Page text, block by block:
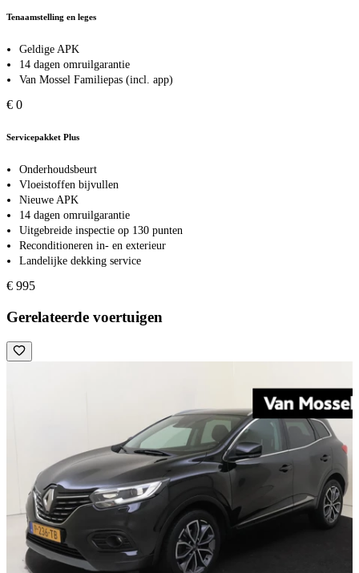
Tenaamstelling en leges
Geldige APK
14 dagen omruilgarantie
Van Mossel Familiepas (incl. app)
€ 0
Servicepakket Plus
Onderhoudsbeurt
Vloeistoffen bijvullen
Nieuwe APK
14 dagen omruilgarantie
Uitgebreide inspectie op 130 punten
Reconditioneren in- en exterieur
Landelijke dekking service
€ 995
Gerelateerde voertuigen